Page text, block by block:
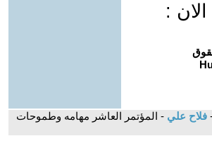
:
فلاح علي - المؤتمر العاشر مهامه وطموحات